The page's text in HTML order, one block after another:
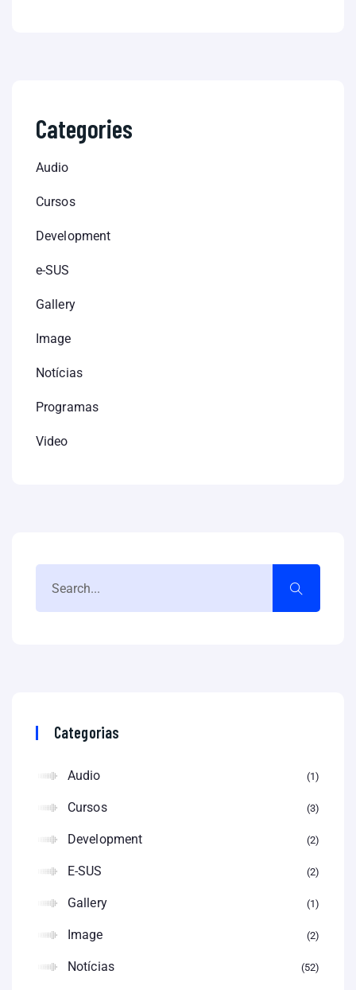
Categories
Audio
Cursos
Development
e-SUS
Gallery
Image
Notícias
Programas
Video
Categorias
Audio 1
Cursos 3
Development 2
E-SUS 2
Gallery 1
Image 2
Notícias 52